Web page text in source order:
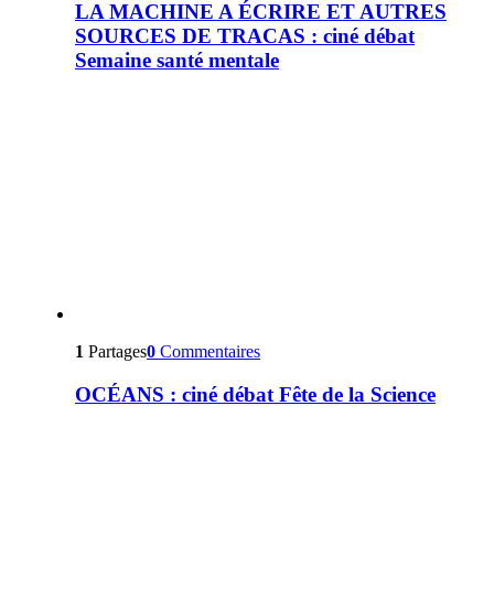
LA MACHINE A ÉCRIRE ET AUTRES
SOURCES DE TRACAS : ciné débat
Semaine santé mentale
1 Partages0 Commentaires
OCÉANS : ciné débat Fête de la Science